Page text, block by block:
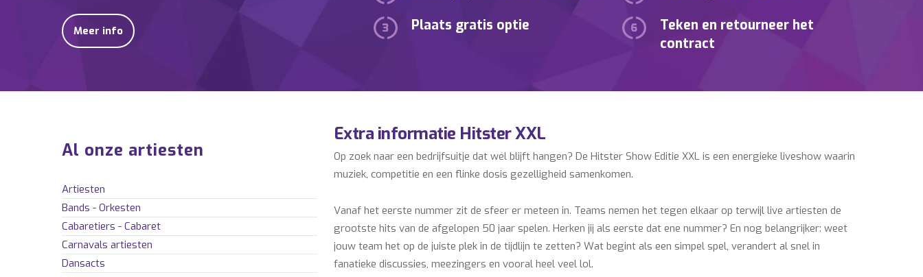
Meer info Plaats gratis optie
Teken en retourneer het
contract
Al onze artiesten
Artiesten
Bands - Orkesten
Cabaretiers - Cabaret
Carnavals artiesten
Dansacts
Extra informatie Hitster XXL
Op zoek naar een bedrijfsuitje dat wél blijft hangen? De Hitster Show Editie XXL is een energieke liveshow waarin
muziek, competitie en een flinke dosis gezelligheid samenkomen.
Vanaf het eerste nummer zit de sfeer er meteen in. Teams nemen het tegen elkaar op terwijl live artiesten de
grootste hits van de afgelopen 50 jaar spelen. Herken jij als eerste dat ene nummer? En nog belangrijker: weet
jouw team het op de juiste plek in de tijdlijn te zetten? Wat begint als een simpel spel, verandert al snel in
fanatieke discussies, meezingers en vooral heel veel lol.